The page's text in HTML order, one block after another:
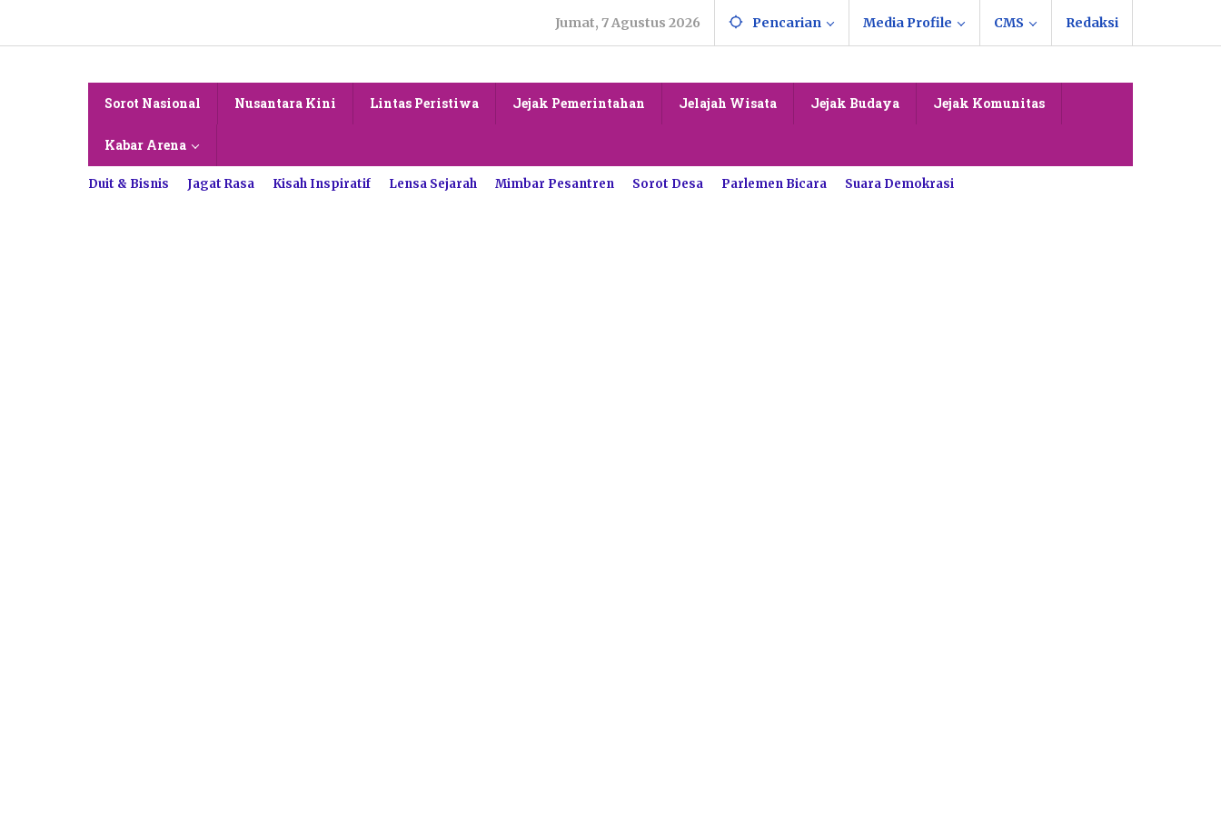
konten
Jumat, 7 Agustus 2026 Pencarian Media Profile CMS Redaksi
Sorot Nasional Nusantara Kini Lintas Peristiwa Jejak Pemerintahan Jelajah Wisata Jejak Budaya Jejak Komunitas
Kabar Arena
Duit & Bisnis Jagat Rasa Kisah Inspiratif Lensa Sejarah Mimbar Pesantren Sorot Desa Parlemen Bicara Suara Demokrasi